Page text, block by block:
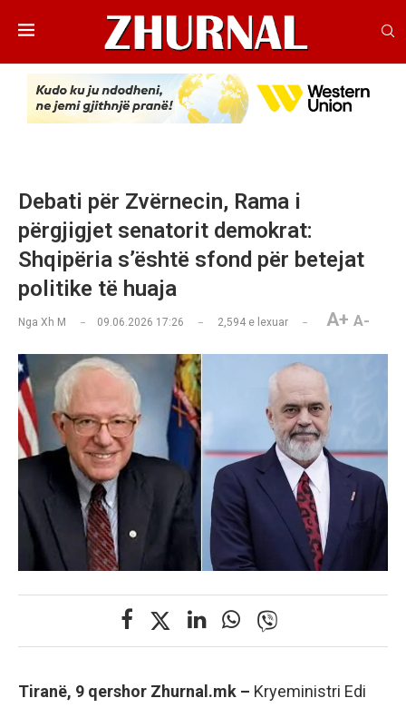
Debati për Zvërnecin, Rama i
përgjigjet senatorit demokrat:
Shqipëria s’është sfond për betejat
politike të huaja
Nga Xh M 09.06.2026 17:26 2,594 e lexuar A+ A-
Tiranë, 9 qershor Zhurnal.mk – Kryeministri Edi